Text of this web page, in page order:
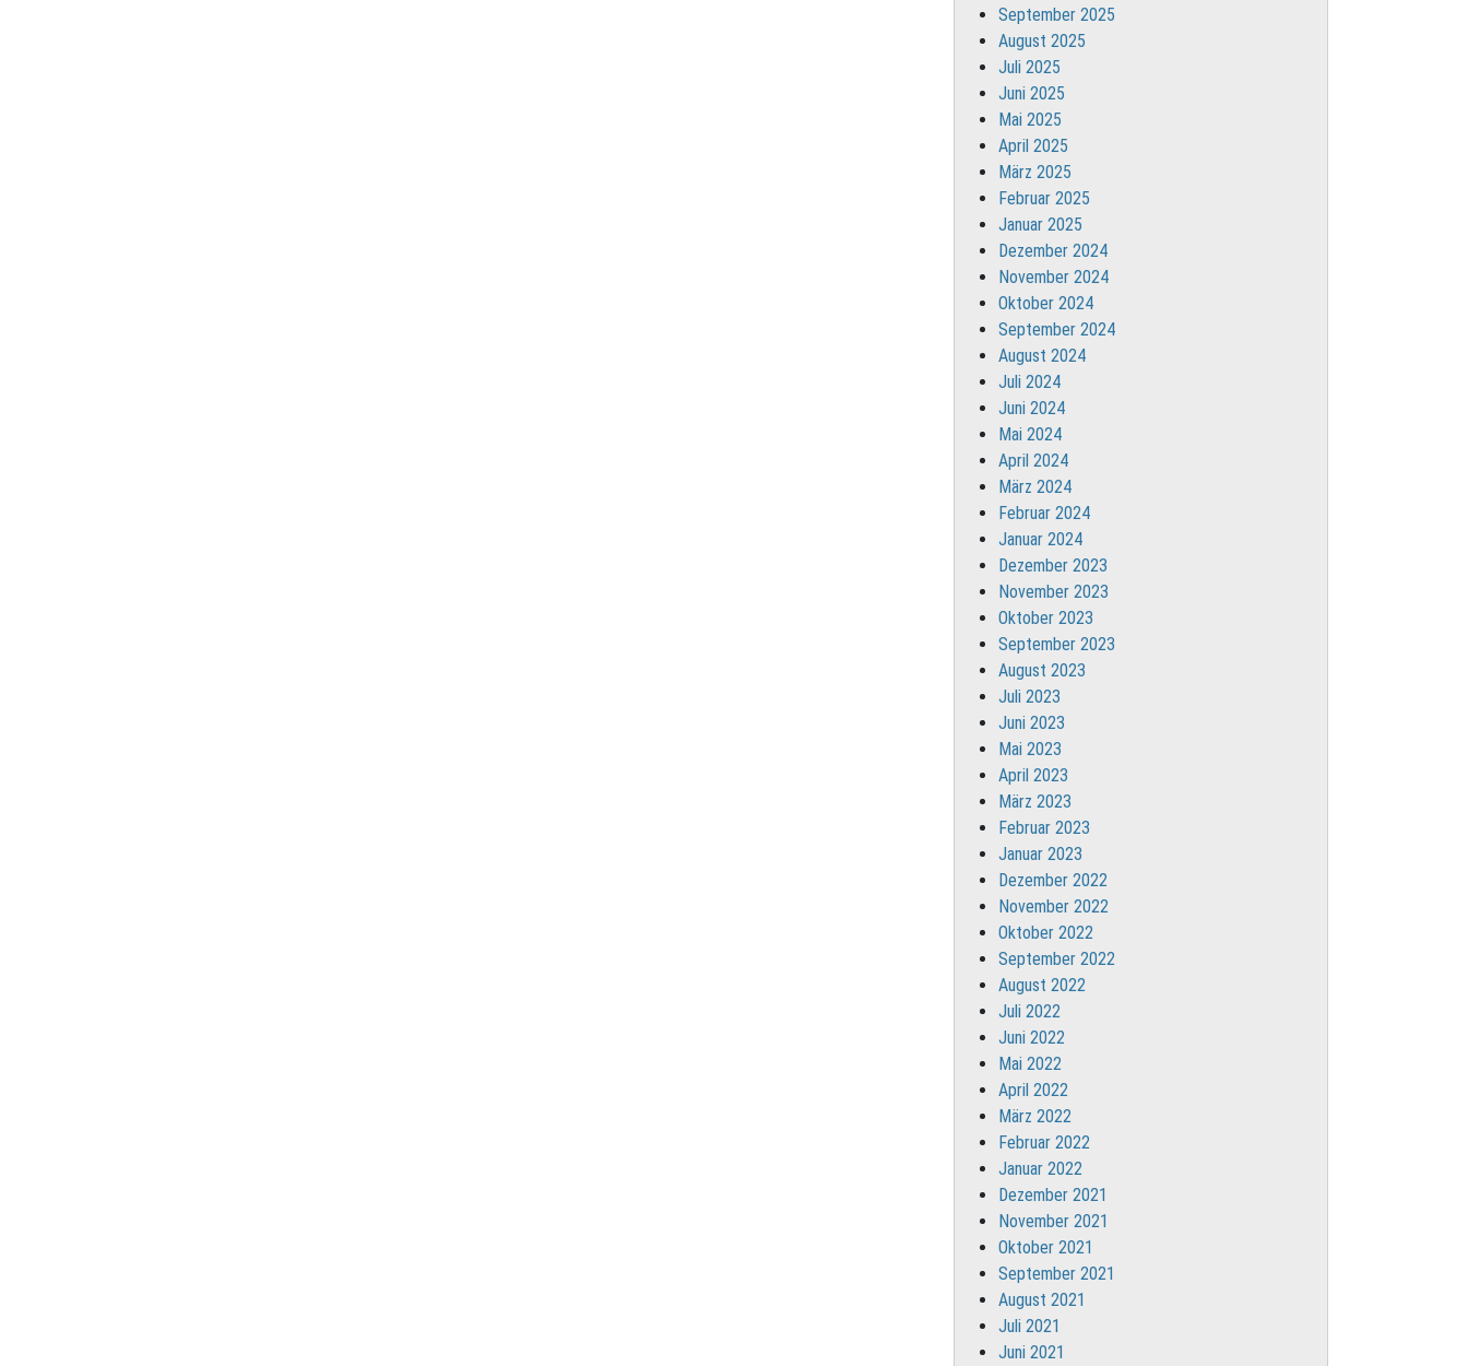
September 2025
August 2025
Juli 2025
Juni 2025
Mai 2025
April 2025
März 2025
Februar 2025
Januar 2025
Dezember 2024
November 2024
Oktober 2024
September 2024
August 2024
Juli 2024
Juni 2024
Mai 2024
April 2024
März 2024
Februar 2024
Januar 2024
Dezember 2023
November 2023
Oktober 2023
September 2023
August 2023
Juli 2023
Juni 2023
Mai 2023
April 2023
März 2023
Februar 2023
Januar 2023
Dezember 2022
November 2022
Oktober 2022
September 2022
August 2022
Juli 2022
Juni 2022
Mai 2022
April 2022
März 2022
Februar 2022
Januar 2022
Dezember 2021
November 2021
Oktober 2021
September 2021
August 2021
Juli 2021
Juni 2021